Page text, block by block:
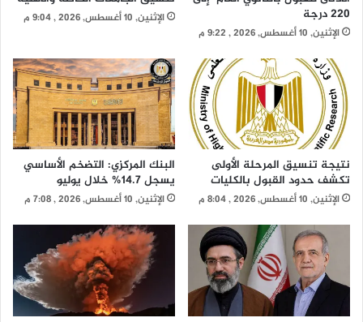
220 درجة
الإثنين, 10 أغسطس, 2026 , 9:22 م
الإثنين, 10 أغسطس, 2026 , 9:04 م
نتيجة تنسيق المرحلة الأولى
تكشف حدود القبول بالكليات
الإثنين, 10 أغسطس, 2026 , 8:04 م
البنك المركزي: التضخم الأساسي
يسجل 14.7% خلال يوليو
الإثنين, 10 أغسطس, 2026 , 7:08 م